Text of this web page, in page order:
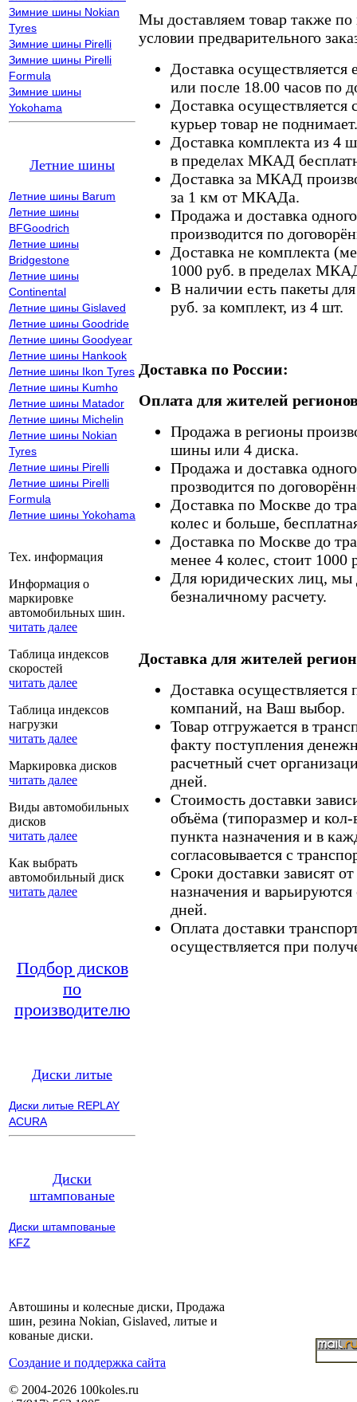
Зимние шины Nokian
Tyres
Зимние шины Pirelli
Зимние шины Pirelli
Formula
Зимние шины
Yokohama
Летние шины
Летние шины Barum
Летние шины
BFGoodrich
Летние шины
Bridgestone
Летние шины
Continental
Летние шины Gislaved
Летние шины Goodride
Летние шины Goodyear
Летние шины Hankook
Летние шины Ikon Tyres
Летние шины Kumho
Летние шины Matador
Летние шины Michelin
Летние шины Nokian
Tyres
Летние шины Pirelli
Летние шины Pirelli
Formula
Летние шины Yokohama
Тех. информация
Информация о
маркировке
автомобильных шин.
читать далее
Таблица индексов
скоростей
читать далее
Таблица индексов
нагрузки
читать далее
Маркировка дисков
читать далее
Виды автомобильных
дисков
читать далее
Как выбрать
автомобильный диск
читать далее
Подбор дисков
по
производителю
Диски литые
Диски литые REPLAY
ACURA
Диски
штампованые
Диски штампованые
KFZ
Мы доставляем товар также
условии предварительного
Доставка осуществляется
или после 18.00 часов по
Доставка осуществляется
курьер товар не поднимает.
Доставка комплекта из 4
в пределах МКАД
Доставка за МКАД
за 1 км от МКАДа.
Продажа и доставка
производится по
Доставка не комплекта
1000 руб. в пределах
В наличии есть пакеты
руб. за комплект, из 4 шт.
Доставка по России:
Оплата для жителей
Продажа в регионы
шины или 4 диска.
Продажа и доставка
прозводится по
Доставка по Москве до
колес и больше,
Доставка по Москве до
менее 4 колес, стоит 1000
Для юридических лиц, мы
безналичному расчету.
Доставка для жителей
Доставка
компаний, на Ваш выбор.
Товар отгружается в
факту поступления
расчетный счет
дней.
Стоимость доставки
объёма (типоразмер и кол-
пункта назначения и в
согласовывается с
Сроки доставки зависят
назначения и
дней.
Оплата доставки
осуществляется при
Автошины и колесные диски, Продажа
шин, резина Nokian, Gislaved, литые и
кованые диски.
Cоздание и поддержка сайта
© 2004-2026 100koles.ru